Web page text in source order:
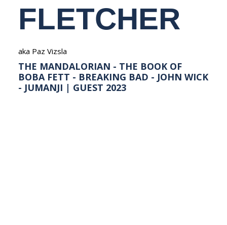
FLETCHER
aka Paz Vizsla
THE MANDALORIAN - THE BOOK OF
BOBA FETT - BREAKING BAD - JOHN WICK
- JUMANJI | GUEST 2023